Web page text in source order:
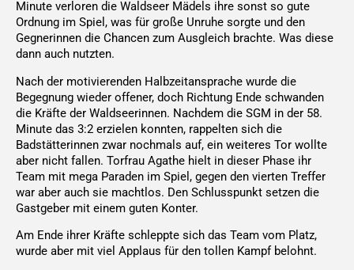
Minute verloren die Waldseer Mädels ihre sonst so gute
Ordnung im Spiel, was für große Unruhe sorgte und den
Gegnerinnen die Chancen zum Ausgleich brachte. Was diese
dann auch nutzten.
Nach der motivierenden Halbzeitansprache wurde die
Begegnung wieder offener, doch Richtung Ende schwanden
die Kräfte der Waldseerinnen. Nachdem die SGM in der 58.
Minute das 3:2 erzielen konnten, rappelten sich die
Badstätterinnen zwar nochmals auf, ein weiteres Tor wollte
aber nicht fallen. Torfrau Agathe hielt in dieser Phase ihr
Team mit mega Paraden im Spiel, gegen den vierten Treffer
war aber auch sie machtlos. Den Schlusspunkt setzen die
Gastgeber mit einem guten Konter.
Am Ende ihrer Kräfte schleppte sich das Team vom Platz,
wurde aber mit viel Applaus für den tollen Kampf belohnt.